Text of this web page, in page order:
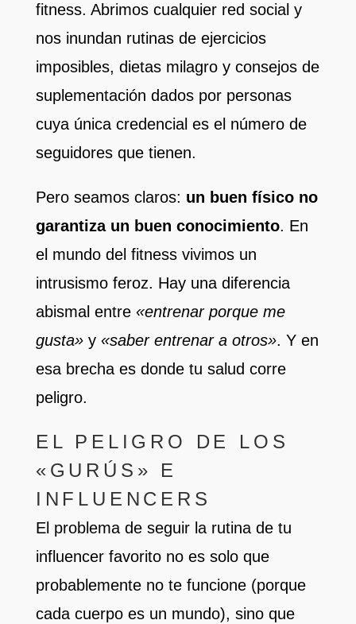
fitness. Abrimos cualquier red social y
nos inundan rutinas de ejercicios
imposibles, dietas milagro y consejos de
suplementación dados por personas
cuya única credencial es el número de
seguidores que tienen.
Pero seamos claros: un buen físico no
garantiza un buen conocimiento. En
el mundo del fitness vivimos un
intrusismo feroz. Hay una diferencia
abismal entre «entrenar porque me
gusta»y «saber entrenar a otros». Y en
esa brecha es donde tu salud corre
peligro.
EL PELIGRO DE LOS
«GURÚS» E
INFLUENCERS
El problema de seguir la rutina de tu
influencer favorito no es solo que
probablemente no te funcione (porque
cada cuerpo es un mundo), sino que